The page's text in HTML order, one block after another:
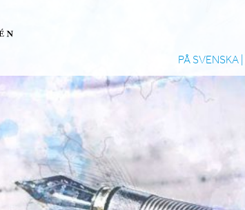
PÅ SVENSKA